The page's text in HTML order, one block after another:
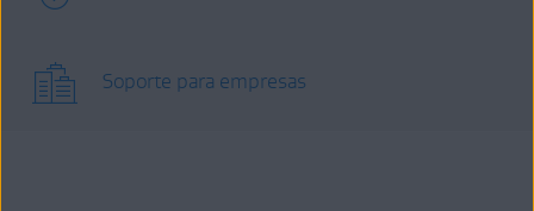
Soporte para empresas